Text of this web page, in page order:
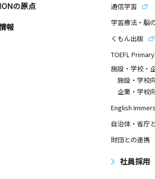
の原点
報
通信学習
学習療法・脳
くもん出版
TOEFL Primary
施設・学校・
施設・学校
企業・学校
English
自治体・省庁
財団との連携
社員採用